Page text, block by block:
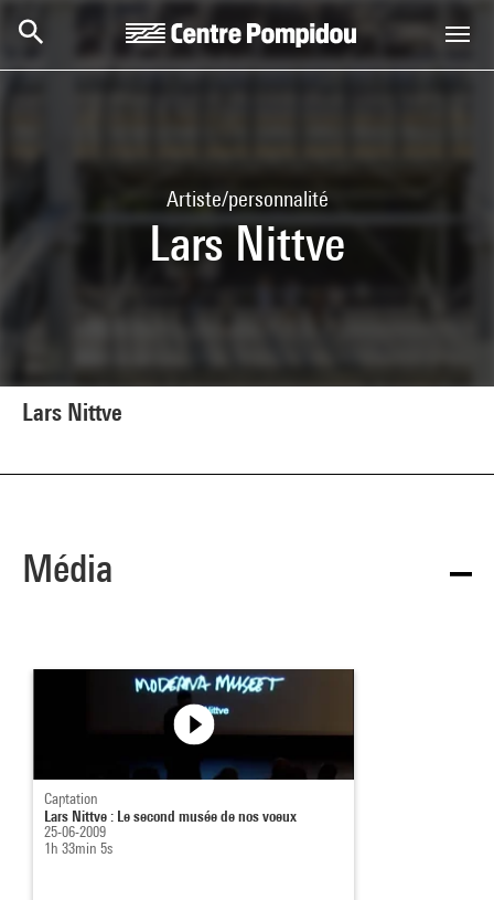
Artiste/personnalité
Lars Nittve
Lars Nittve
Média
Captation
Lars Nittve : Le second musée de nos voeux
25-06-2009
1h 33min 5s